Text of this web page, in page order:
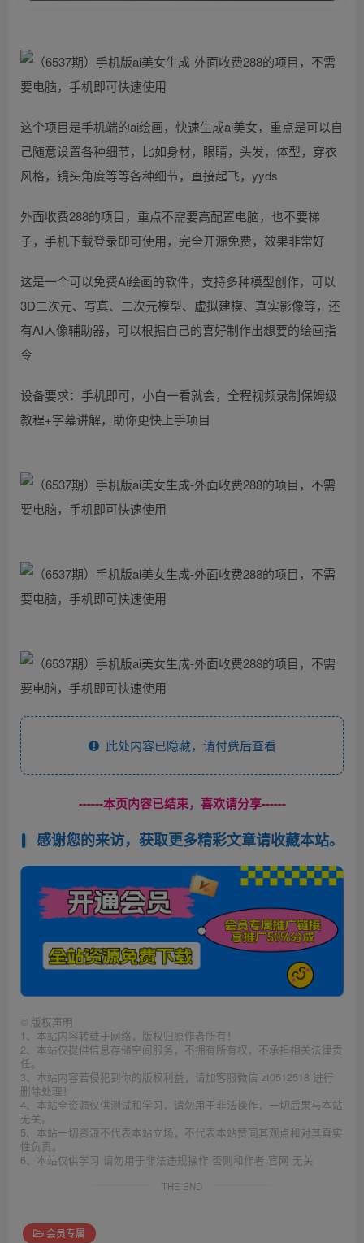
这个项目是手机端的ai绘画，快速生成ai美女，重点是可以自
己随意设置各种细节，比如身材，眼睛，头发，体型，穿衣
风格，镜头角度等等各种细节，直接起飞，yyds
外面收费288的项目，重点不需要高配置电脑，也不要梯
子，手机下载登录即可使用，完全开源免费，效果非常好
这是一个可以免费Ai绘画的软件，支持多种模型创作，可以
3D二次元、写真、二次元模型、虚拟建模、真实影像等，还
有AI人像辅助器，可以根据自己的喜好制作出想要的绘画指
令
设备要求：手机即可，小白一看就会，全程视频录制保姆级
教程+字幕讲解，助你更快上手项目
此处内容已隐藏，请付费后查看
------本页内容已结束，喜欢请分享------
感谢您的来访，获取更多精彩文章请收藏本站。
© 版权声明
1、本站内容转载于网络，版权归原作者所有！
2、本站仅提供信息存储空间服务，不拥有所有权，不承担相关法律责
任。
3、本站内容若侵犯到你的版权利益，请加客服微信 zt0512518 进行
删除处理！
4、本站全资源仅供测试和学习，请勿用于非法操作，一切后果与本站
无关。
5、本站一切资源不代表本站立场，不代表本站赞同其观点和对其真实
性负责。
6、本站仅供学习 请勿用于非法违规操作 否则和作者 官网 无关
THE END
会员专属